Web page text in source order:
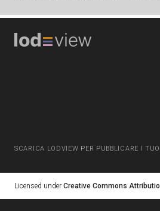
SCARICA LODVIEW PER PUBBLICARE I
Licensed under Creative Commons